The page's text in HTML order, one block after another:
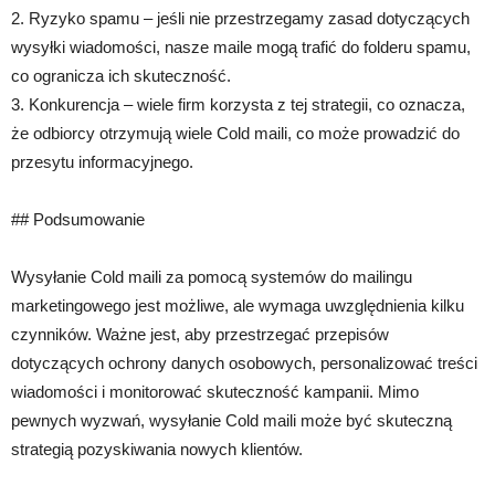
2. Ryzyko spamu – jeśli nie przestrzegamy zasad dotyczących
wysyłki wiadomości, nasze maile mogą trafić do folderu spamu,
co ogranicza ich skuteczność.
3. Konkurencja – wiele firm korzysta z tej strategii, co oznacza,
że odbiorcy otrzymują wiele Cold maili, co może prowadzić do
przesytu informacyjnego.
## Podsumowanie
Wysyłanie Cold maili za pomocą systemów do mailingu
marketingowego jest możliwe, ale wymaga uwzględnienia kilku
czynników. Ważne jest, aby przestrzegać przepisów
dotyczących ochrony danych osobowych, personalizować treści
wiadomości i monitorować skuteczność kampanii. Mimo
pewnych wyzwań, wysyłanie Cold maili może być skuteczną
strategią pozyskiwania nowych klientów.